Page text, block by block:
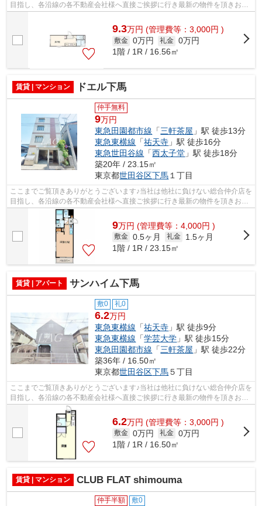
目指し、各沿線の各不動産会社様へ直接ご挨拶に行き最新の物件を頂きお客
9.3万円 (管理費等：3,000円 )
敷金 0万円 礼金 0万円
1階 / 1R / 16.56㎡
賃貸 | マンション ドエル下馬
仲手無料
9万円
東急田園都市線 「三軒茶屋 」駅 徒歩13分
東急東横線 「祐天寺 」駅 徒歩16分
東急世田谷線 「西太子堂 」駅 徒歩18分
築20年 / 23.15㎡
東京都世田谷区下馬１丁目
ここまでご覧頂きありがとうございます♪当社は他社に負けない総合仲介店を
目指し、各沿線の各不動産会社様へ直接ご挨拶に行き最新の物件を頂きお客
様へ提供しております！最新の情報は...
9万円 (管理費等：4,000円 )
敷金 0.5ヶ月 礼金
1.5ヶ月
1階 / 1R / 23.15㎡
賃貸 | アパート サンハイム下馬
敷0 礼0
6.2万円
東急東横線 「祐天寺 」駅 徒歩9分
東急東横線 「学芸大学 」駅 徒歩15分
東急田園都市線 「三軒茶屋 」駅 徒歩22分
築36年 / 16.50㎡
東京都世田谷区下馬５丁目
ここまでご覧頂きありがとうございます♪当社は他社に負けない総合仲介店を
目指し、各沿線の各不動産会社様へ直接ご挨拶に行き最新の物件を頂きお客
様へ提供しております！最新の情報は...
6.2万円 (管理費等：3,000円 )
敷金 0万円 礼金 0万円
1階 / 1R / 16.50㎡
賃貸 | マンション CLUB FLAT shimouma
仲手半額 敷0